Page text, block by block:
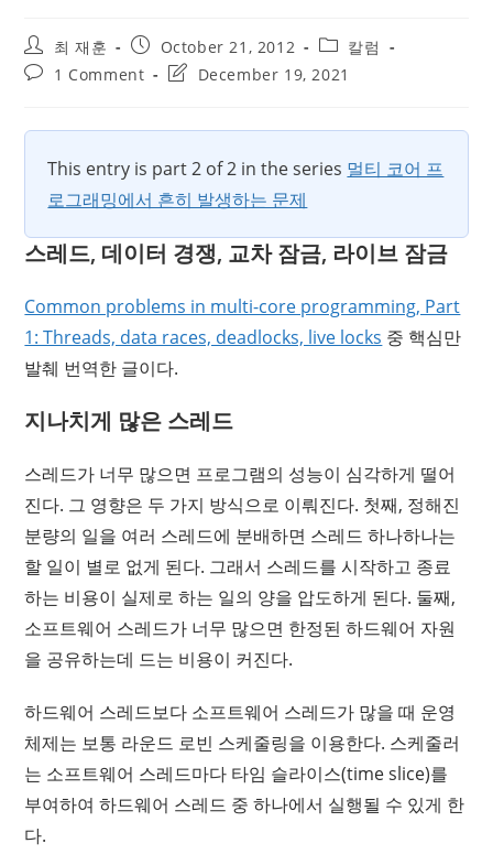
Post
author:
최 재훈
Post
published:
October 21, 2012
Post
category:
칼럼
Post1 Comment
PostDecember 19, 2021
This entry is part 2 of 2 in the series 멀티 코어 프
로그래밍에서 흔히 발생하는 문제
스레드, 데이터 경쟁, 교차 잠금, 라이브 잠금
Common problems in multi-core programming, Part
1: Threads, data races, deadlocks, live locks 중 핵심만
발췌 번역한 글이다.
지나치게 많은 스레드
스레드가 너무 많으면 프로그램의 성능이 심각하게 떨어
진다. 그 영향은 두 가지 방식으로 이뤄진다. 첫째, 정해진
분량의 일을 여러 스레드에 분배하면 스레드 하나하나는
할 일이 별로 없게 된다. 그래서 스레드를 시작하고 종료
하는 비용이 실제로 하는 일의 양을 압도하게 된다. 둘째,
소프트웨어 스레드가 너무 많으면 한정된 하드웨어 자원
을 공유하는데 드는 비용이 커진다.
하드웨어 스레드보다 소프트웨어 스레드가 많을 때 운영
체제는 보통 라운드 로빈 스케줄링을 이용한다. 스케줄러
는 소프트웨어 스레드마다 타임 슬라이스(time slice)를
부여하여 하드웨어 스레드 중 하나에서 실행될 수 있게 한
다.